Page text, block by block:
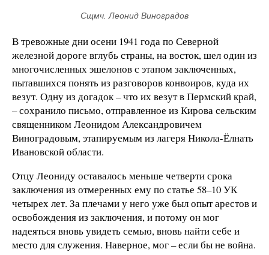
Сщмч. Леонид Виноградов
В тревожные дни осени 1941 года по Северной
железной дороге вглубь страны, на восток, шел один из
многочисленных эшелонов с этапом заключенных,
пытавшихся понять из разговоров конвоиров, куда их
везут. Одну из догадок – что их везут в Пермский край,
– сохранило письмо, отправленное из Кирова сельским
священником Леонидом Александровичем
Виноградовым, этапируемым из лагеря Никола-Ёлнать
Ивановской области.
Отцу Леониду оставалось меньше четверти срока
заключения из отмеренных ему по статье 58–10 УК
четырех лет. За плечами у него уже был опыт арестов и
освобождения из заключения, и потому он мог
надеяться вновь увидеть семью, вновь найти себе и
место для служения. Наверное, мог – если бы не война.